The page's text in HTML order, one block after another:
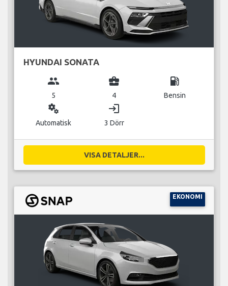
HYUNDAI SONATA
group
5
business_center
4
local_gas_station
Bensin
miscellaneous_services
Automatisk
login
3 Dörr
VISA DETALJER...
EKONOMI